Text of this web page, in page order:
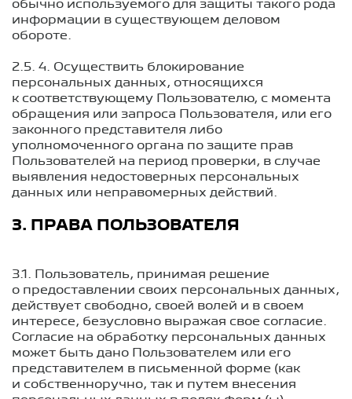
обычно используемого для защиты такого рода
информации в существующем деловом
обороте.
2.5. 4. Осуществить блокирование
персональных данных, относящихся
к соответствующему Пользователю, с момента
обращения или запроса Пользователя, или его
законного представителя либо
уполномоченного органа по защите прав
Пользователей на период проверки, в случае
выявления недостоверных персональных
данных или неправомерных действий.
3. ПРАВА ПОЛЬЗОВАТЕЛЯ
3.1. Пользователь, принимая решение
о предоставлении своих персональных данных,
действует свободно, своей волей и в своем
интересе, безусловно выражая свое согласие.
Согласие на обработку персональных данных
может быть дано Пользователем или его
представителем в письменной форме (как
и собственноручно, так и путем внесения